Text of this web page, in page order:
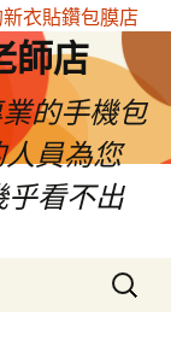
師店
的手機包
員為您
乎看不出
搜
尋